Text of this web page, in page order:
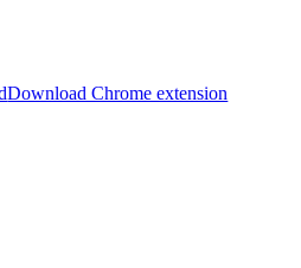
Download Chrome extension